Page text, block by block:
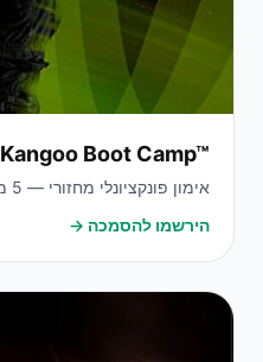
Kangoo Boot Camp™
אימון פונקציונלי מחזורי — 5 מרכיבי כושר במקביל
הירשמו להסמכה →